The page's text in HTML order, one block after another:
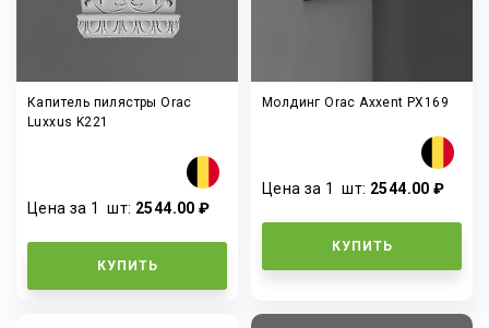
Капитель пилястры Orac
Luxxus K221
Цена за 1шт: 2544.00 ₽
КУПИТЬ
Молдинг Orac Axxent PX169
Цена за 1шт: 2544.00 ₽
КУПИТЬ